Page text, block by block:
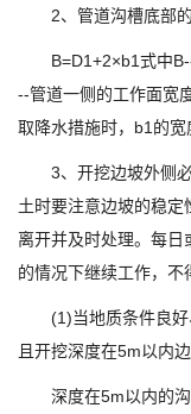
2、管道沟槽底部的
B=D1+2×b1式中
--管道一侧的工作面宽
取降水措施时，b1的宽
3、开挖边坡外侧必
土时要注意边坡的稳定
离开并及时处理。每
的情况下继续工作，不
(1)当地质条件良好
且开挖深度在5m以内
深度在5m以内的沟